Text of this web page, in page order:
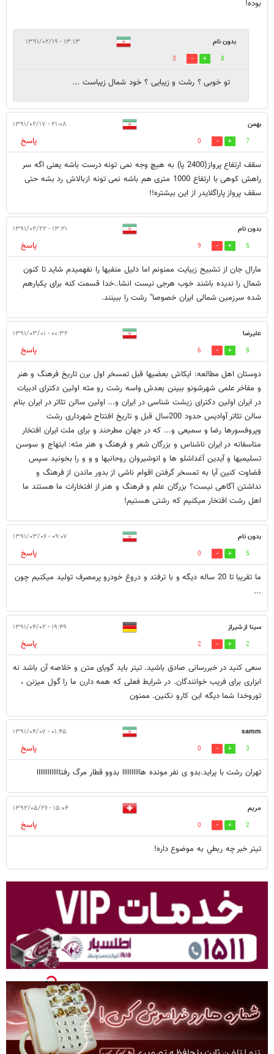
بوده!
بدون نام ۱۳:۱۳ - ۱۳۹۱/۰۲/۱۹
8
3
تو خوبی ؟ رشت و زیبایی ؟ خود شمال زیباست ...
بهمن ۲۱:۰۸ - ۱۳۹۱/۰۲/۱۷
7
0
پاسخ
سقف ارتفاع پرواز(2400 پا) به هیچ وجه نمی تونه درست باشه یعنی اگه سر
راهش کوهی با ارتفاع 1000 متری هم باشه نمی تونه ازبالاش رد بشه حتی
سقف پرواز پاراگلایدر از این بیشتره‌!!
بدون نام ۱۳:۲۱ - ۱۳۹۱/۰۲/۲۲
5
9
پاسخ
مارال جان از تشبیح زیبایت ممنونم اما دلیل منفیها را نفهمیدم شاید تا کنون
شمال را ندیده باشند خوب هرجی نیست انشا..خدا قسمت کنه برای یکبارهم
شده سرزمین شمالی ایران خصوصا" رشت را ببینند.
علیرضا ۰۰:۳۲ - ۱۳۹۱/۰۳/۰۱
8
6
پاسخ
دوستان اهل مطالعه: ایکاش بعضیها قبل تمسخر اول برن تاریخ فرهنگ و هنر
و مفاخر علمی شهرشونو ببینن بعدش واسه رشت رو مثه اولین دکترای ادبیات
در ایران اولین دکترای زیشت شناسی در ایران و... اولین سالن تئاتر در ایران بنام
سالن تئاتر آوادیس حدود 200سال قبل و تاریخ افتتاح شهرداری رشت
وپروفسورها رضا و سمیعی و... که در جهان مطرحند و برای ملت ایران افتخار
متاسفانه در ایران ناشناس و بزرگان شعر و فرهنگ و هنر مثه: ابتهاج و سوسن
تسلیمیها و آیدین آغداشلو ها و انوشیروان روحانیها و و و را بخونید سپس
قضاوت کنین آیا به تمسخر گرفتن اقوام ناشی از بدور ماندن از فرهنگ و
نداشتن آگاهی نیست؟ بزرگان علم و فرهنگ و هنر از افتخارات ما هستند ما
اهل رشت افتخار میکنیم که رشتی هستیم!
بدون نام ۰۹:۰۷ - ۱۳۹۱/۰۳/۰۶
5
0
پاسخ
ما تقریبا تا 20 ساله دیگه و با ترفتد و دروغ خودرو پرمصرف تولید میکنیم چون
...
سینا از شیراز ۱۹:۴۹ - ۱۳۹۱/۰۴/۰۲
2
2
پاسخ
سعی کنید در خبررسانی صادق باشید. تیتر باید گویای متن و خلاصه آن باشد نه
ابزاری برای فریب خوانندگان. در شرایط فعلی که همه دارن ما را گول میزنن ،
توروخدا شما دیگه این کارو نکنین. ممنون
samm ۰۱:۴۵ - ۱۳۹۱/۰۴/۰۷
3
0
پاسخ
تهران رشت با پراید.بدو ی نفر مونده هاااااااااا بدوو قطار مرگ رفتااااااااااااا
مريم ۱۵:۰۴ - ۱۳۹۲/۰۵/۲۶
2
0
پاسخ
تيتر خبر چه ربطي به موضوع داره!